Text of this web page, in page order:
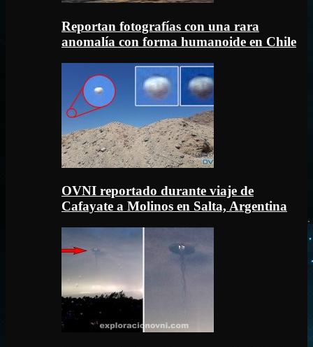
Reportan fotografías con una rara
anomalía con forma humanoide en Chile
OVNI reportado durante viaje de
Cafayate a Molinos en Salta, Argentina